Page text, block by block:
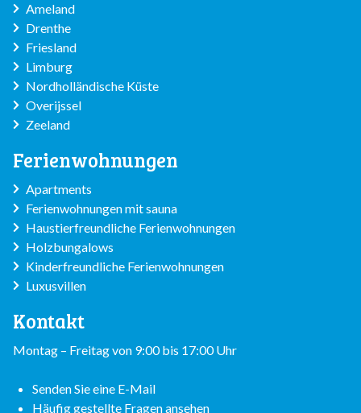
Ameland
Drenthe
Friesland
Limburg
Nordholländische Küste
Overijssel
Zeeland
Ferienwohnungen
Apartments
Ferienwohnungen mit sauna
Haustierfreundliche Ferienwohnungen
Holzbungalows
Kinderfreundliche Ferienwohnungen
Luxusvillen
Kontakt
Montag – Freitag von 9:00 bis 17:00 Uhr
Senden Sie eine E-Mail
Häufig gestellte Fragen ansehen